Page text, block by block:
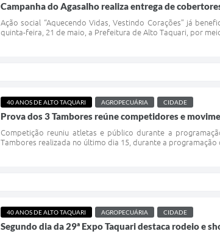
Campanha do Agasalho realiza entrega de
Ação social “Aquecendo Vidas, Vestindo Corações” já
quinta-feira, 21 de maio, a Prefeitura de Alto Taquari, por
40 ANOS DE ALTO TAQUARI AGROPECUÁRIA CIDADE
Prova dos 3 Tambores reúne competidores e
Competição reuniu atletas e público durante a
Tambores realizada no último dia 15, durante a
40 ANOS DE ALTO TAQUARI AGROPECUÁRIA CIDADE
Segundo dia da 29ª Expo Taquari destaca rodeio e